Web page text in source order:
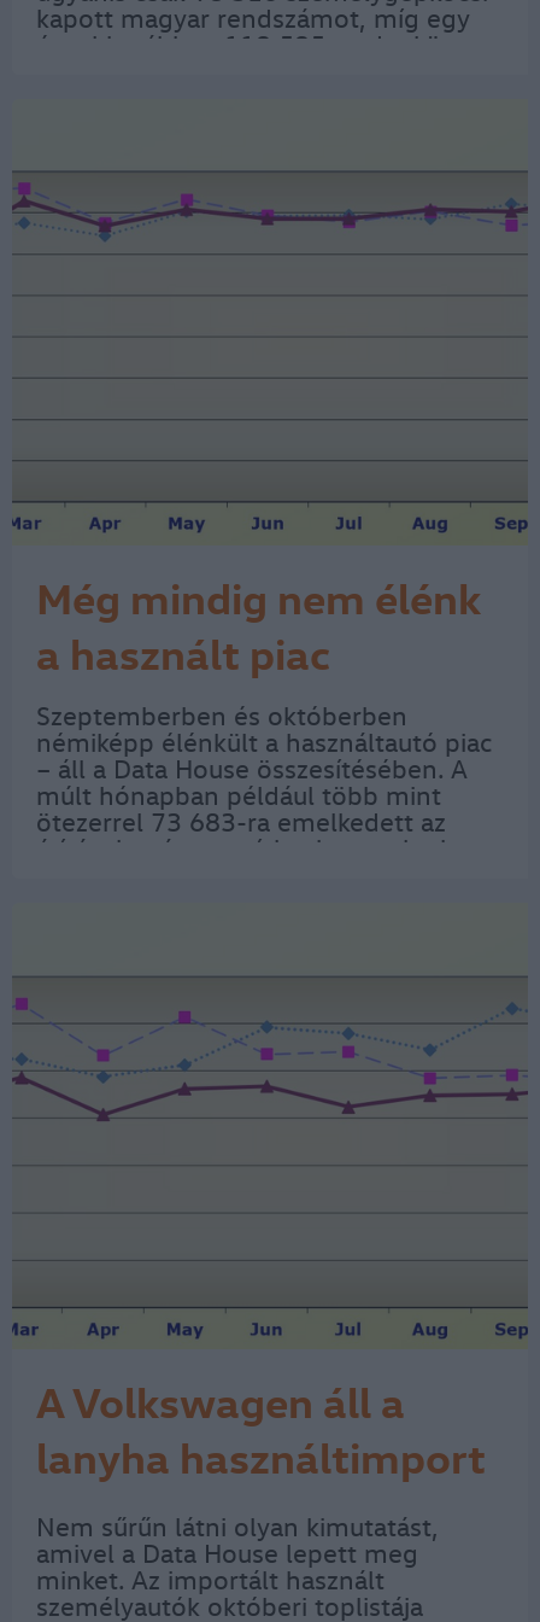
kapott magyar rendszámot, míg egy
évvel korábban 118 585 – adta közre a
Még mindig nem élénk
a használt piac
Szeptemberben és októberben
némiképp élénkült a használtautó piac
– áll a Data House összesítésében. A
múlt hónapban például több mint
ötezerrel 73 683-ra emelkedett az
átírások száma, a tízhavi egyenlegben
A Volkswagen áll a
lanyha használtimport
élén
Nem sűrűn látni olyan kimutatást,
amivel a Data House lepett meg
minket. Az importált használt
személyautók októberi toplistája